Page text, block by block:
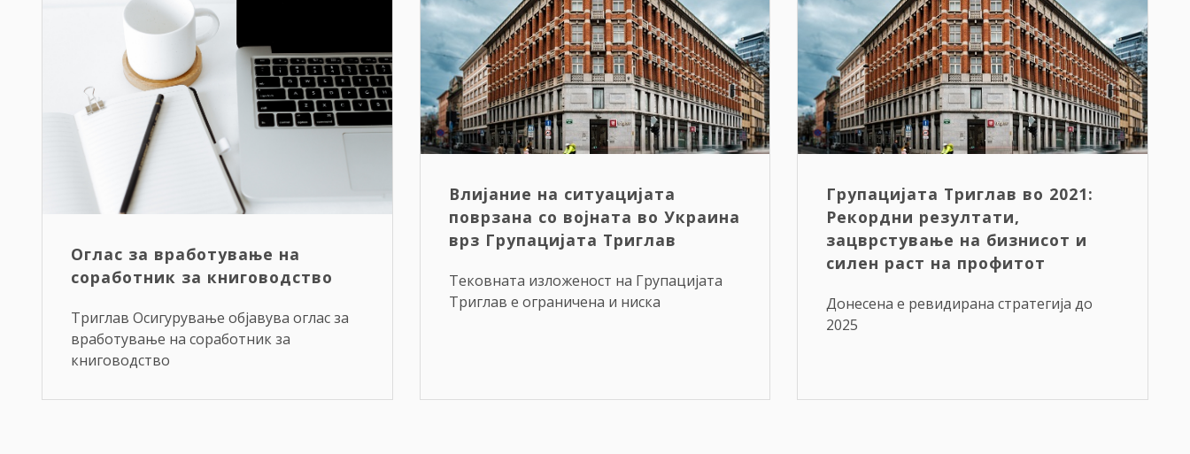
Оглас за вработување на
соработник за книговодство
Триглав Осигурување објавува оглас за
вработување на соработник за
книговодство
Влијание на ситуацијата
поврзана со војната во Украина
врз Групацијата Триглав
Тековната изложеност на Групацијата
Триглав е ограничена и ниска
Групацијата Триглав во 2021:
Рекордни резултати,
зацврстување на бизнисот и
силен раст на профитот
Донесена е ревидирана стратегија до
2025